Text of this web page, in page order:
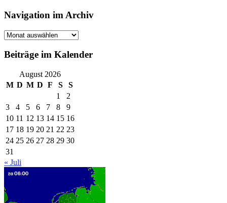
Navigation im Archiv
Navigation
Archiv
Beiträge im Kalender
August 2026
M D M D F S
S
1
2
3
4 5 6 7 8
9
10 11 12 13 14 15 16
17 18 19 20 21 22 23
24 25 26 27 28 29 30
31
« Juli